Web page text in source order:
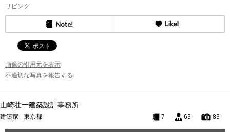
リビング
画像の引用元を表示
不適切な写真を報告する
山崎壮一建築設計事務所
建築家 東京都 7 63 83